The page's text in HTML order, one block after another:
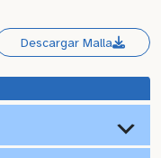
Descargar Malla